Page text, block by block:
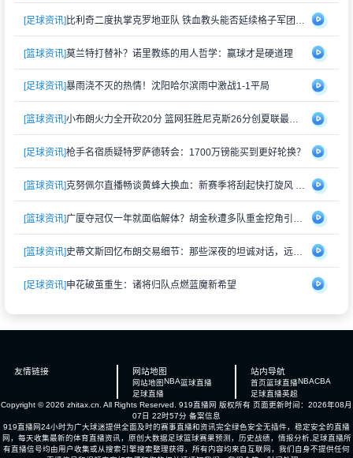
[足球资讯]
[篮球资讯]莫兰特打替补？诺里教练的用人哲学：赢球才是硬道理
[足球资讯]暴雨浇不灭的热情！沈阳哈尔滨雨中激战1-1平局
[篮球资讯] 小布朗火力全开砍20分 篮网狂胜尼克斯26分创夏联最大分差
[足球资讯]枪手名宿质疑特罗萨德转会：1700万镑能买到更好轮换？
[篮球资讯] 克努佩尔直播畅谈黄蜂大换血：新赛季将刮起快打旋风 射手群蓄势待发
[篮球资讯] 广厦夺冠仅一年就面临解体？胡金秋遭多队重金挖角引猜测
[篮球资讯] 史蒂文斯回忆布朗交易细节：那些深夜的坦诚对话，远比想象中复杂
[足球资讯]申花破茧重生：诸将归队点燃蓝魔新希望
友情链接 网站地图
网站地图 NBA篮球直播
足球直播
站内导航
首页篮球直播NBACBA
足球直播英超
Copyright © 2026 zhitax.cn. All Rights Reserved. 919直播网 版权所有 页面更新时间：2026年08月
07日 22时57分 备案信息
919直播网24小时为广大球迷提供全面及时的赛事直播和资讯完全绿色安全无插件，稳定安全的直播
网，每天收集最新的体育直播资讯，原创大数据足球篮球赛果预测，历史战绩，情报分析,足球直播所
有直播信号均由用户收集或从搜索引擎搜索整理获得，所有内容均来自互联网，我们自身不提供任何